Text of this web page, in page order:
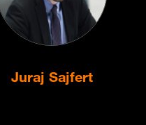
Juraj Sajfert